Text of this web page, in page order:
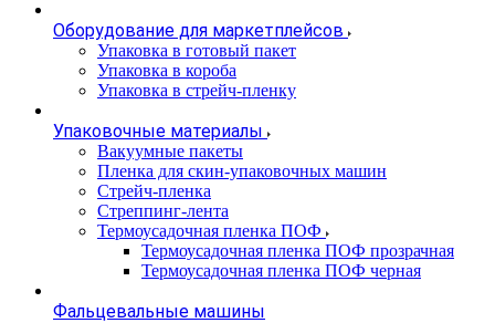
Оборудование для маркетплейсов
Упаковка в готовый пакет
Упаковка в короба
Упаковка в стрейч-пленку
Упаковочные материалы
Вакуумные пакеты
Пленка для скин-упаковочных машин
Стрейч-пленка
Стреппинг-лента
Термоусадочная пленка ПОФ
Термоусадочная пленка ПОФ прозрачная
Термоусадочная пленка ПОФ черная
Фальцевальные машины